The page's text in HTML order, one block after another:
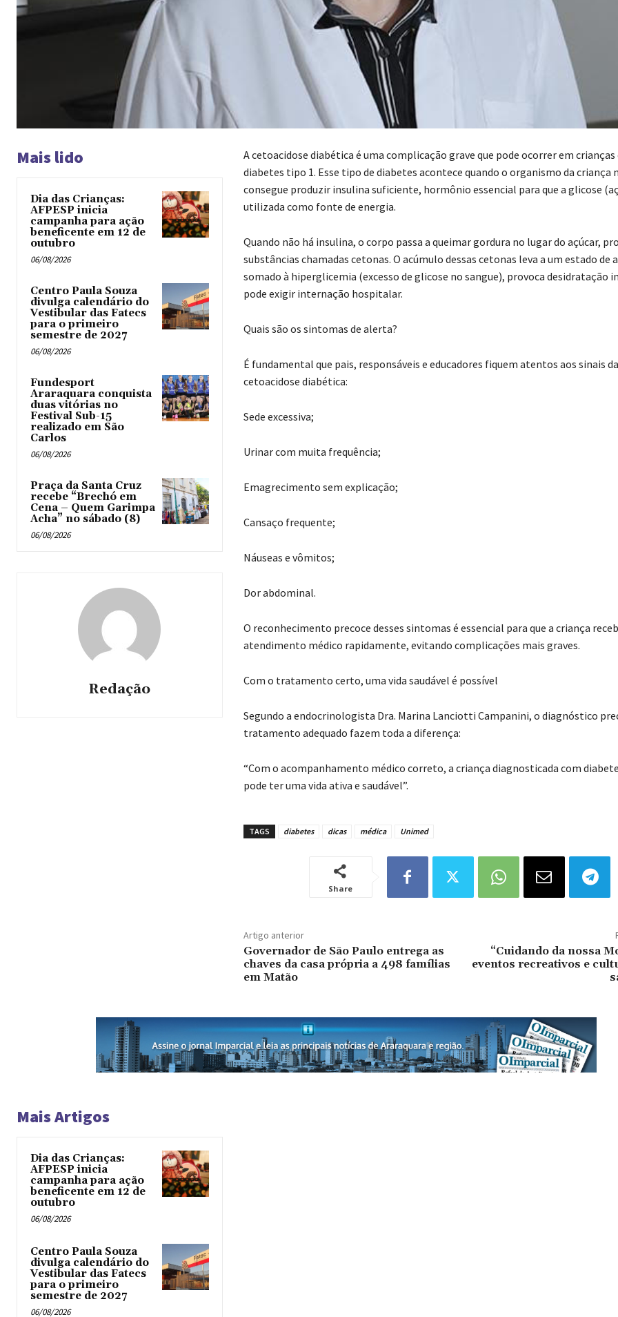
Mais lido
Dia das Crianças:
AFPESP inicia
campanha para ação
beneficente em 12 de
outubro
06/08/2026
Centro Paula Souza
divulga calendário do
Vestibular das Fatecs
para o primeiro
semestre de 2027
06/08/2026
Fundesport
Araraquara conquista
duas vitórias no
Festival Sub-15
realizado em São
Carlos
06/08/2026
Praça da Santa Cruz
recebe “Brechó em
Cena – Quem Garimpa
Acha” no sábado (8)
06/08/2026
Redação
A cetoacidose diabética é uma complicação grave que pode ocorrer em crianças
diabetes tipo 1. Esse tipo de diabetes acontece quando o organismo da criança
consegue produzir insulina suficiente, hormônio essencial para que a glicose
utilizada como fonte de energia.
Quando não há insulina, o corpo passa a queimar gordura no lugar do açúcar,
substâncias chamadas cetonas. O acúmulo dessas cetonas leva a um estado de
somado à hiperglicemia (excesso de glicose no sangue), provoca desidratação
pode exigir internação hospitalar.
Quais são os sintomas de alerta?
É fundamental que pais, responsáveis e educadores fiquem atentos aos sinais da
cetoacidose diabética:
Sede excessiva;
Urinar com muita frequência;
Emagrecimento sem explicação;
Cansaço frequente;
Náuseas e vômitos;
Dor abdominal.
O reconhecimento precoce desses sintomas é essencial para que a criança
atendimento médico rapidamente, evitando complicações mais graves.
Com o tratamento certo, uma vida saudável é possível
Segundo a endocrinologista Dra. Marina Lanciotti Campanini, o diagnóstico
tratamento adequado fazem toda a diferença:
“Com o acompanhamento médico correto, a criança diagnosticada com
pode ter uma vida ativa e saudável”.
TAGS diabetes dicas médica Unimed
Share
Artigo anterior
Governador de São Paulo entrega as
chaves da casa própria a 498 famílias
em Matão
“Cuidando da nossa
eventos recreativos e
Mais Artigos
Dia das Crianças:
AFPESP inicia
campanha para ação
beneficente em 12 de
outubro
06/08/2026
Centro Paula Souza
divulga calendário do
Vestibular das Fatecs
para o primeiro
semestre de 2027
06/08/2026